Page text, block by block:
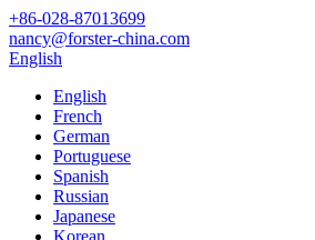
+86-028-87013699
nancy@forster-china.com
English
English
French
German
Portuguese
Spanish
Russian
Japanese
Korean